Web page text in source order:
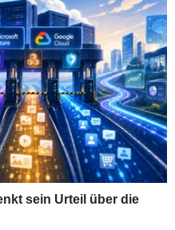
sein Urteil über die